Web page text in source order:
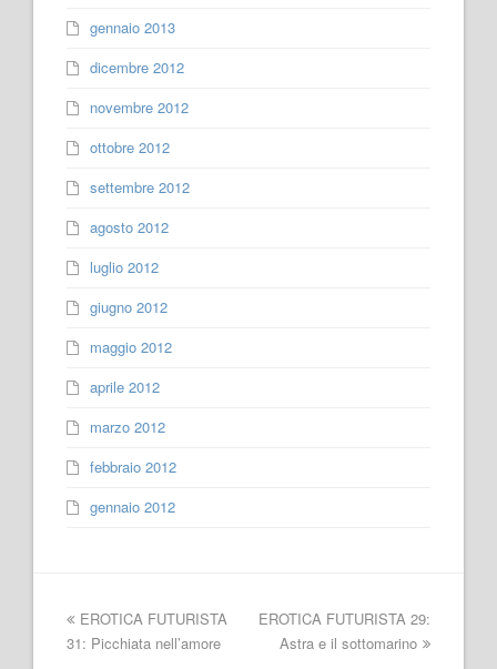
gennaio 2013
dicembre 2012
novembre 2012
ottobre 2012
settembre 2012
agosto 2012
luglio 2012
giugno 2012
maggio 2012
aprile 2012
marzo 2012
febbraio 2012
gennaio 2012
EROTICA FUTURISTA 29:
Astra e il sottomarino
EROTICA FUTURISTA
31: Picchiata nell’amore